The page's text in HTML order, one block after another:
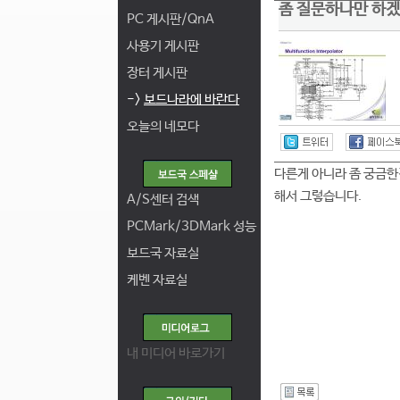
PC 게시판/QnA
사용기 게시판
장터 게시판
-> 보드나라에 바란다
오늘의 네모다
A/S센터 검색
PCMark/3DMark 성능
보드국 자료실
케벤 자료실
내 미디어 바로가기
좀 질문하나만 하
다른게 아니라 좀 궁금
해서 그렇습니다.